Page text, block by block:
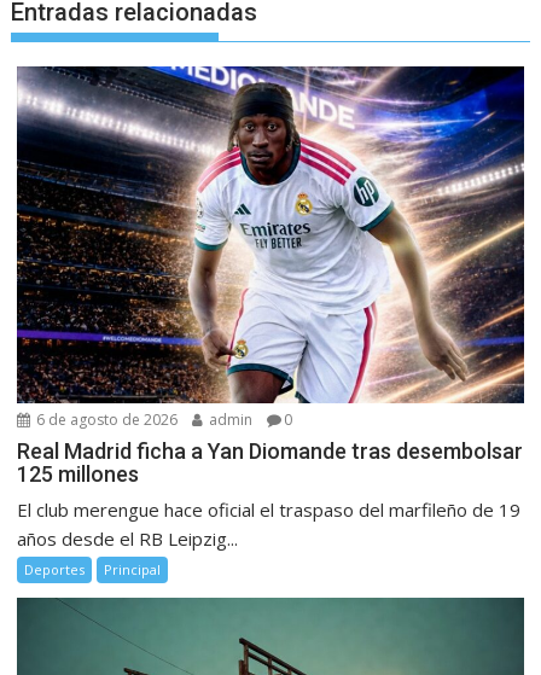
Entradas relacionadas
6 de agosto de 2026 admin 0
Real Madrid ficha a Yan Diomande tras desembolsar
125 millones
El club merengue hace oficial el traspaso del marfileño de 19
años desde el RB Leipzig...
Deportes Principal